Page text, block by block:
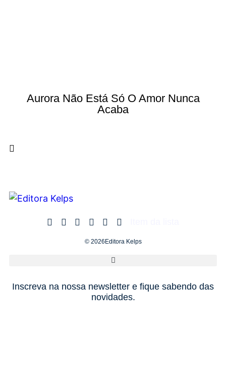
Aurora Não Está Só O Amor Nunca
Acaba
© 2026Editora Kelps
Inscreva na nossa newsletter e fique sabendo das
novidades.